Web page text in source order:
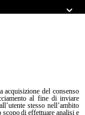
acquisizione del consenso
al fine di inviare
stesso nell’ambito
di effettuare analisi e